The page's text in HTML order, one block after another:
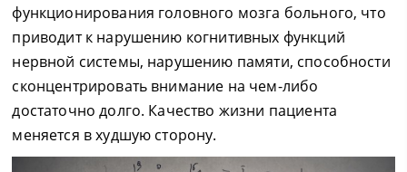
функционирования головного мозга больного, что
приводит к нарушению когнитивных функций
нервной системы, нарушению памяти, способности
сконцентрировать внимание на чем-либо
достаточно долго. Качество жизни пациента
меняется в худшую сторону.